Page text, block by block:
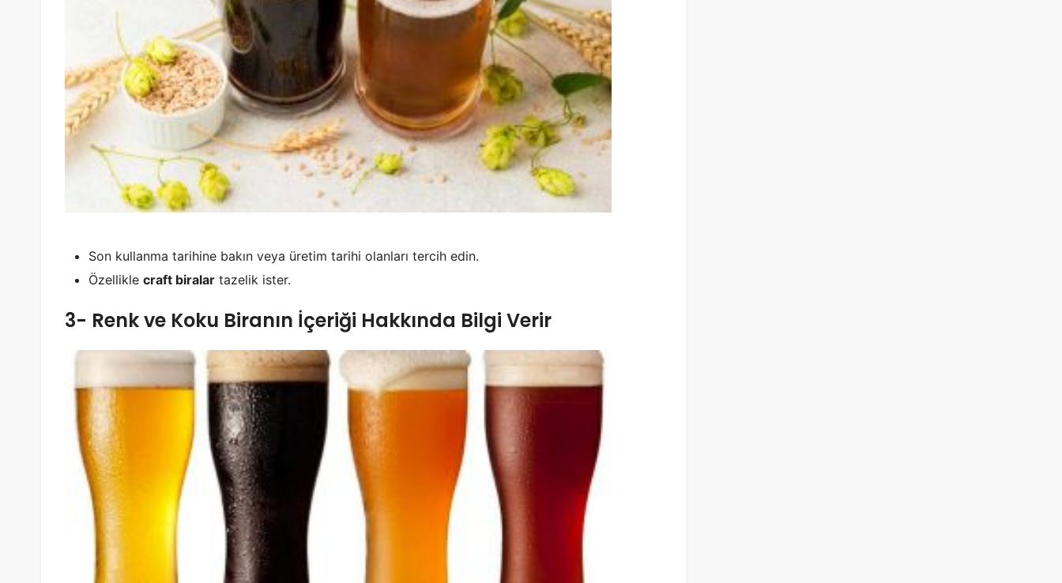
Son kullanma tarihine bakın veya üretim tarihi olanları tercih edin.
Özellikle craft biralar tazelik ister.
3- Renk ve Koku Biranın İçeriği Hakkında Bilgi Verir